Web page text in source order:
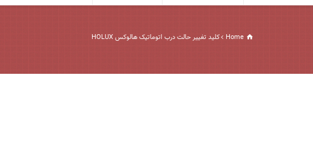
Home کلید تغییر حالت درب اتوماتیک هالوکس HOLUX